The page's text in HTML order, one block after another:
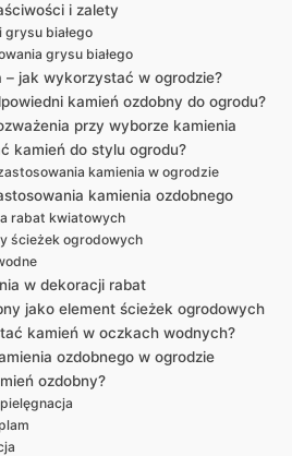
i zalety
grysu białego
grysu białego
– jak wykorzystać w ogrodzie?
kamień ozdobny do ogrodu?
przy wyborze kamienia
kamień do stylu ogrodu?
kamienia w ogrodzie
kamienia ozdobnego
rabat kwiatowych
ścieżek ogrodowych
w dekoracji rabat
jako element ścieżek ogrodowych
kamień w oczkach wodnych?
ozdobnego w ogrodzie
ozdobny?